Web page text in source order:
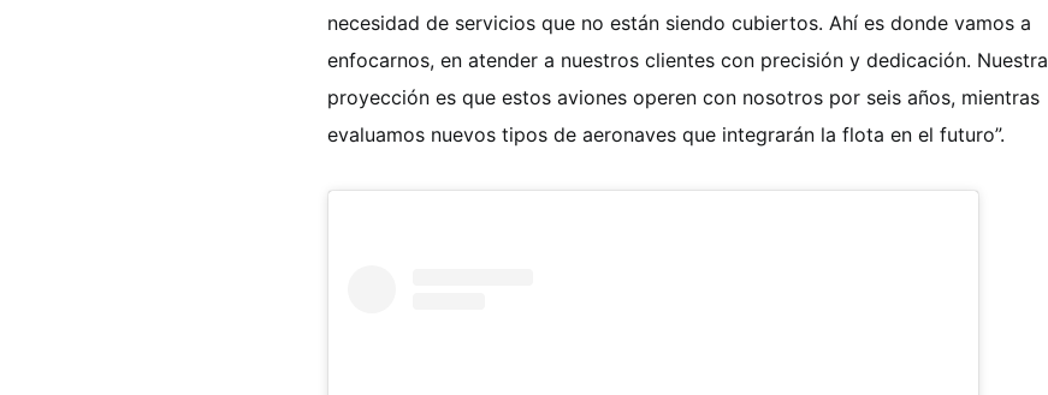
necesidad de servicios que no están siendo cubiertos. Ahí es donde vamos a
enfocarnos, en atender a nuestros clientes con precisión y dedicación. Nuestra
proyección es que estos aviones operen con nosotros por seis años, mientras
evaluamos nuevos tipos de aeronaves que integrarán la flota en el futuro”.